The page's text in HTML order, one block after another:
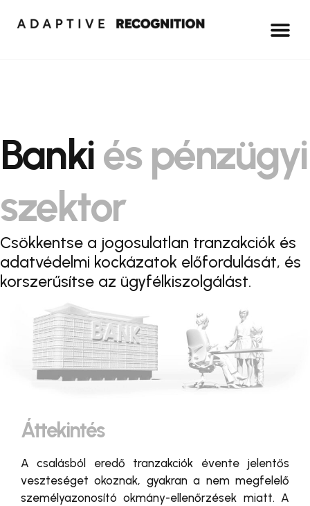
Bankiés pénzügyi
szektor
Csökkentse a jogosulatlan tranzakciók és
adatvédelmi kockázatok előfordulását, és
korszerűsítse az ügyfélkiszolgálást.
Áttekintés
A csalásból eredő tranzakciók évente jelentős
veszteséget okoznak, gyakran a nem megfelelő
személyazonosító okmány-ellenőrzések miatt. A